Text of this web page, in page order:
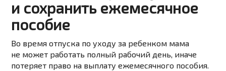
и сохранить ежемесячное
пособие
Во время отпуска по уходу за ребенком мама
не может работать полный рабочий день, иначе
потеряет право на выплату ежемесячного пособия.